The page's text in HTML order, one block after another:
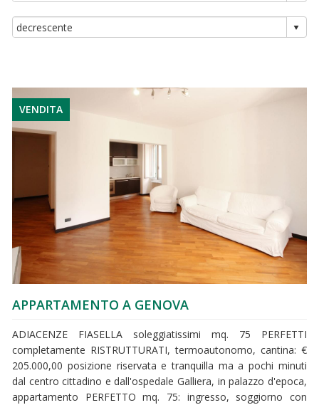
VENDITA
APPARTAMENTO A GENOVA
ADIACENZE FIASELLA soleggiatissimi mq. 75 PERFETTI
completamente RISTRUTTURATI, termoautonomo, cantina: €
205.000,00 posizione riservata e tranquilla ma a pochi minuti
dal centro cittadino e dall'ospedale Galliera, in palazzo d'epoca,
appartamento PERFETTO mq. 75: ingresso, soggiorno con